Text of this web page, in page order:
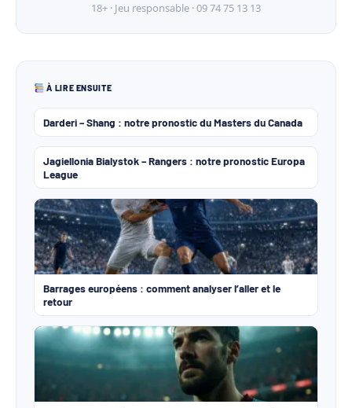
18+ · Jeu responsable · 09 74 75 13 13
À LIRE ENSUITE
Darderi – Shang : notre pronostic du Masters du Canada
Jagiellonia Bialystok – Rangers : notre pronostic Europa
League
Barrages européens : comment analyser l’aller et le
retour